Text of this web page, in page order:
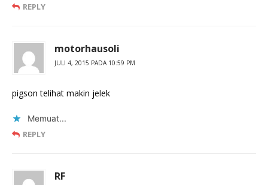
REPLY
motorhausoli
JULI 4, 2015 PADA 10:59 PM
pigson telihat makin jelek
Memuat...
REPLY
RF